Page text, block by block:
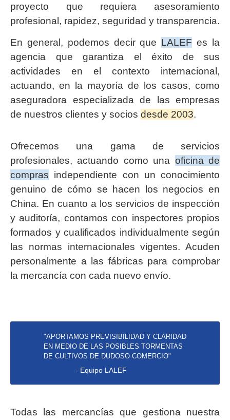
proyecto que requiera asesoramiento
profesional, rapidez, seguridad y transparencia.
En general, podemos decir que LALEF es la
agencia que garantiza el éxito de sus
actividades en el contexto internacional,
actuando, en la mayoría de los casos, como
aseguradora especializada de las empresas
de nuestros clientes y socios desde 2003.
Ofrecemos una gama de servicios
profesionales, actuando como una oficina de
compras independiente con un conocimiento
genuino de cómo se hacen los negocios en
China. En cuanto a los servicios de inspección
y auditoría, contamos con inspectores propios
formados y cualificados individualmente según
las normas internacionales vigentes. Acuden
personalmente a las fábricas para comprobar
la mercancía con cada nuevo envío.
"APORTAMOS PREVISIBILIDAD Y CLARIDAD
EN MEDIO DE LAS POSIBLES TORMENTAS
DE CULTIVOS DE DUDOSO COMERCIO"
- Equipo LALEF
Todas las mercancías que gestiona nuestra